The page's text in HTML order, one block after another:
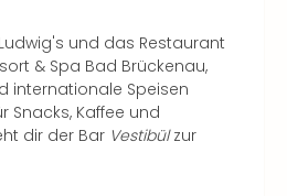
und das Restaurant
& Spa Bad Brückenau,
internationale Speisen
Snacks, Kaffee und
dir der Bar Vestibülzur